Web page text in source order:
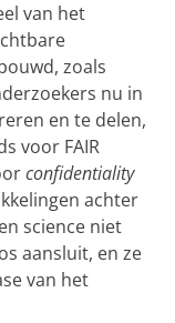
van het
zoals
nu in
en te delen,
voor FAIR
confidentiality
achter
science niet
aansluit, en ze
van het